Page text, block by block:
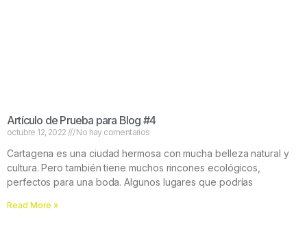
Artículo de Prueba para Blog #4
octubre 12, 2022 No hay comentarios
Cartagena es una ciudad hermosa con mucha belleza natural y
cultura. Pero también tiene muchos rincones ecológicos,
perfectos para una boda. Algunos lugares que podrías
Read More »